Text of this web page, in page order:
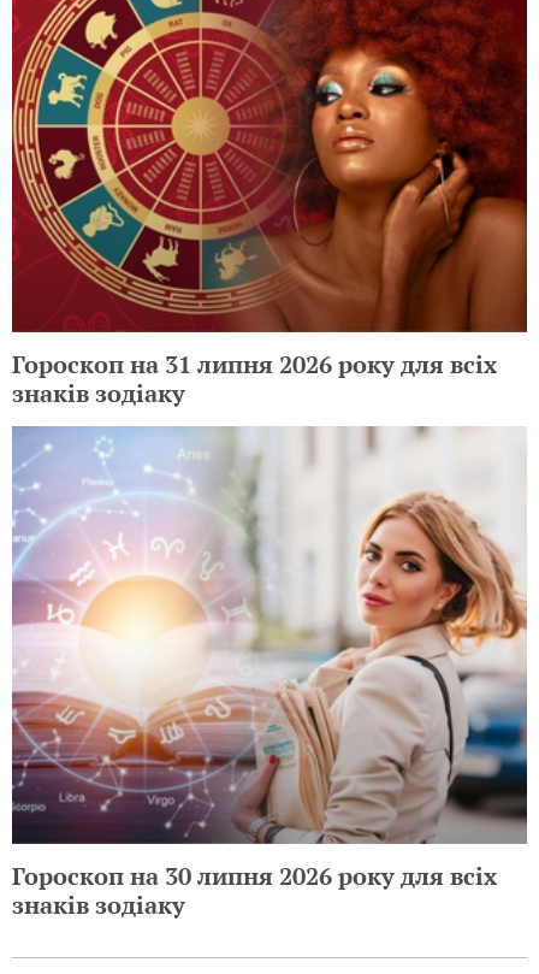
Гороскоп на 31 липня 2026 року для всіх
знаків зодіаку
Гороскоп на 30 липня 2026 року для всіх
знаків зодіаку